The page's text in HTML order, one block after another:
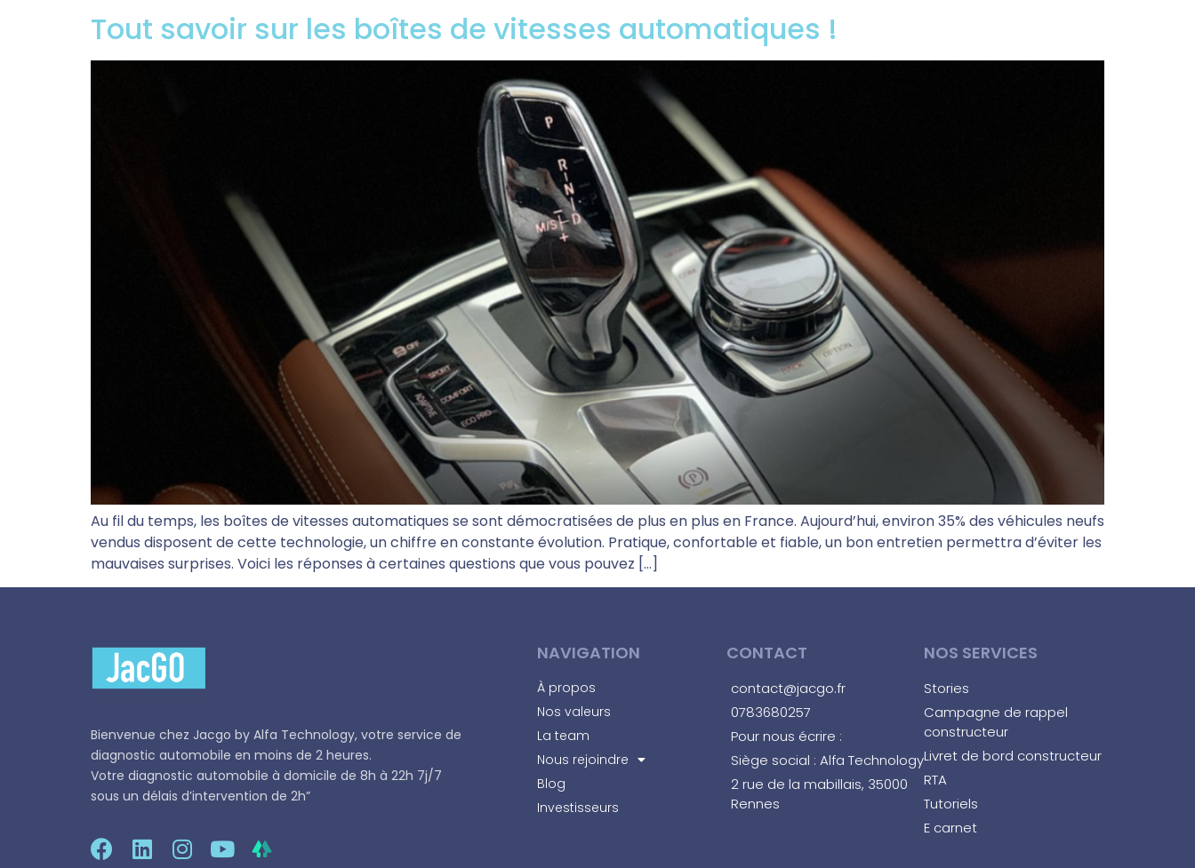
Tout savoir sur les boîtes de vitesses automatiques !
Au fil du temps, les boîtes de vitesses automatiques se sont démocratisées de plus en plus en France. Aujourd’hui, environ 35% des véhicules neufs
vendus disposent de cette technologie, un chiffre en constante évolution. Pratique, confortable et fiable, un bon entretien permettra d’éviter les
mauvaises surprises. Voici les réponses à certaines questions que vous pouvez […]
Bienvenue chez Jacgo by Alfa Technology, votre service de
diagnostic automobile en moins de 2 heures.
Votre diagnostic automobile à domicile de 8h à 22h 7j/7
sous un délais d’intervention de 2h”
NAVIGATION
À propos
Nos valeurs
La team
Nous rejoindre
Blog
Investisseurs
CONTACT
contact@jacgo.fr
0783680257
Pour nous écrire :
Siège social : Alfa Technology
2 rue de la mabillais, 35000
Rennes​
NOS SERVICES
Stories
Campagne de rappel
constructeur
Livret de bord constructeur
RTA
Tutoriels
E carnet